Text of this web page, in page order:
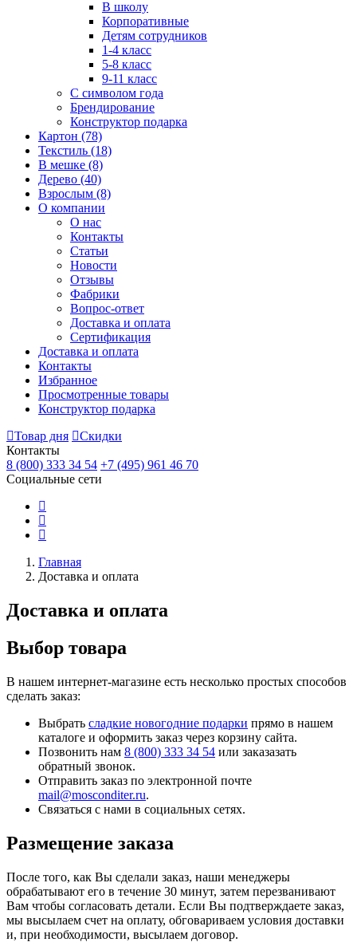
В школу
Корпоративные
Детям сотрудников
1-4 класс
5-8 класс
9-11 класс
С символом года
Брендирование
Конструктор подарка
Картон (78)
Текстиль (18)
В мешке (8)
Дерево (40)
Взрослым (8)
О компании
О нас
Контакты
Статьи
Новости
Отзывы
Фабрики
Вопрос-ответ
Доставка и оплата
Сертификация
Доставка и оплата
Контакты
Избранное
Просмотренные товары
Конструктор подарка
Товар дня
Скидки
Контакты
8 (800) 333 34 54 +7 (495) 961 46 70
Социальные сети
Главная
Доставка и оплата
Доставка и оплата
Выбор товара
В нашем интернет-магазине есть несколько простых способов
сделать заказ:
Выбрать сладкие новогодние подарки прямо в нашем
каталоге и оформить заказ через корзину сайта.
Позвонить нам 8 (800) 333 34 54 или заказазать
обратный звонок.
Отправить заказ по электронной почте
mail@mosconditer.ru.
Связаться с нами в социальных сетях.
Размещение заказа
После того, как Вы сделали заказ, наши менеджеры
обрабатывают его в течение 30 минут, затем перезванивают
Вам чтобы согласовать детали. Если Вы подтверждаете заказ,
мы высылаем счет на оплату, обговариваем условия доставки
и, при необходимости, высылаем договор.